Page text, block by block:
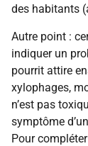
des habitants
Autre point :
indiquer un
pourrit attire
xylophages,
n’est pas
symptôme
Pour